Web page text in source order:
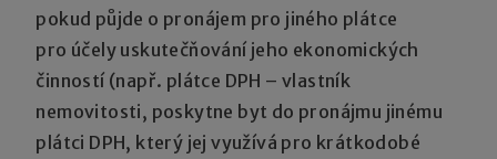
pokud půjde o pronájem pro jiného plátce
pro účely uskutečňování jeho ekonomických
činností (např. plátce DPH – vlastník
nemovitosti, poskytne byt do pronájmu jinému
plátci DPH, který jej využívá pro krátkodobé